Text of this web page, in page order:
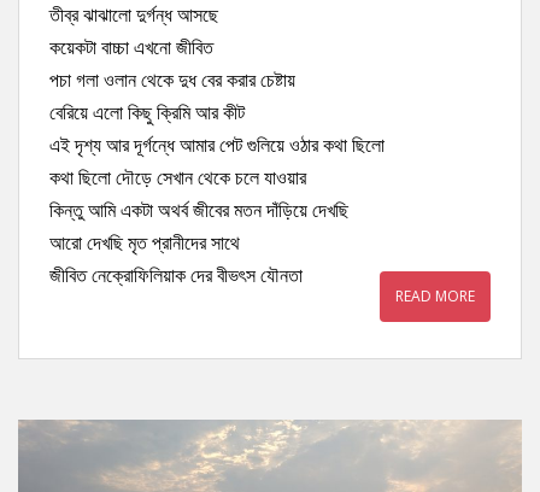
তীব্র ঝাঝালো দুর্গন্ধ আসছে
কয়েকটা বাচ্চা এখনো জীবিত
পচা গলা ওলান থেকে দুধ বের করার চেষ্টায়
বেরিয়ে এলো কিছু ক্রিমি আর কীট
এই দৃশ্য আর দূর্গন্ধে আমার পেট গুলিয়ে ওঠার কথা ছিলো
কথা ছিলো দৌড়ে সেখান থেকে চলে যাওয়ার
কিন্তু আমি একটা অথর্ব জীবের মতন দাঁড়িয়ে দেখছি
আরো দেখছি মৃত প্রানীদের সাথে
জীবিত নেক্রোফিলিয়াক দের বীভৎস যৌনতা
READ MORE